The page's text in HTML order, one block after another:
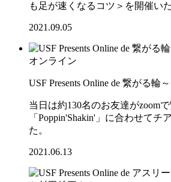
も足が速くなるコツ＞を開催い
2021.09.05
オンライン
USF Presents Online de 繋がる輪
当日は約130名のお友達がzoom
「Poppin'Shakin'」に合わせてチ
た。
2021.06.13